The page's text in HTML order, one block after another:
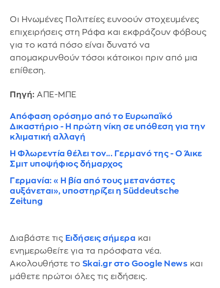
Οι Ηνωμένες Πολιτείες ευνοούν στοχευμένες
επιχειρήσεις στη Ράφα και εκφράζουν φόβους
για το κατά πόσο είναι δυνατό να
απομακρυνθούν τόσοι κάτοικοι πριν από μια
επίθεση.
Πηγή: ΑΠΕ-ΜΠΕ
Aπόφαση ορόσημο από το Ευρωπαϊκό
Δικαστήριο - Η πρώτη νίκη σε υπόθεση για την
κλιματική αλλαγή
Η Φλωρεντία θέλει τον... Γερμανό της - Ο Άικε
Σμιτ υποψήφιος δήμαρχος
Γερμανία: «Η βία από τους μετανάστες
αυξάνεται», υποστηρίζει η Süddeutsche
Zeitung
Διαβάστε τις Ειδήσεις σήμερα και
ενημερωθείτε για τα πρόσφατα νέα.
Ακολουθήστε το Skai.gr στο Google News και
μάθετε πρώτοι όλες τις ειδήσεις.